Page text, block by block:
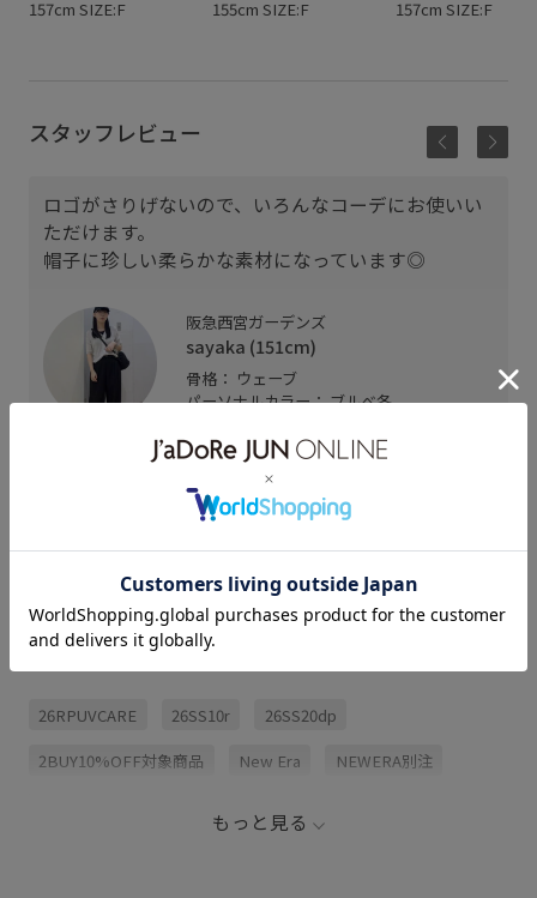
157cm SIZE:F 155cm SIZE:F 157cm SIZE:F
スタッフレビュー
ロゴがさりげないので、いろんなコーデにお使いい
ただけます。
帽子に珍しい柔らかな素材になっています◎
阪急西宮ガーデンズ
sayaka (151cm)
骨格： ウェーブ
パーソナルカラー： ブルべ冬
カラー : ブラック (01)
関連タグ
26RPUVCARE 26SS10r 26SS20dp
2BUY10%OFF対象商品 New Era NEWERA別注
もっと見る